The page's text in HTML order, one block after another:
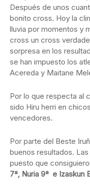
Después de unos
bonito cross. Hoy la
lluvia por momentos y
cross un cross
sorpresa en los
se han impuesto los
Acereda y Maitane
Por lo que respecta al
sido Hiru herri en
vencedores.
Por parte del Beste
buenos resultados.
puesto que
7ª, Nuria 9ª e Izaskun